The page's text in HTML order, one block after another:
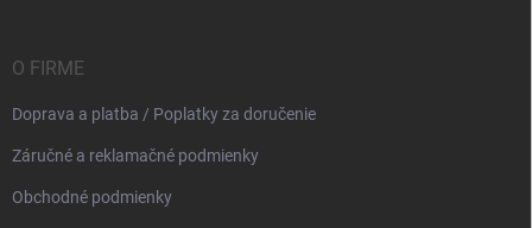
O FIRME
Doprava a platba / Poplatky za doručenie
Záručné a reklamačné podmienky
Obchodné podmienky